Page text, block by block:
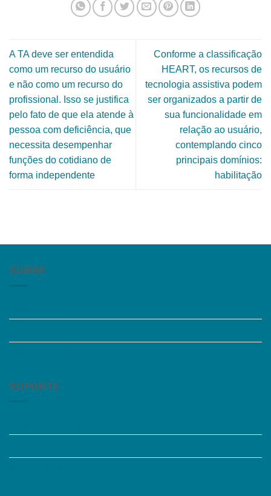
A TA deve ser entendida
como um recurso do usuário
e não como um recurso do
profissional. Isso se justifica
pelo fato de que ela atende à
pessoa com deficiência, que
necessita desempenhar
funções do cotidiano de
forma independente
Conforme a classificação
HEART, os recursos de
tecnologia assistiva podem
ser organizados a partir de
sua funcionalidade em
relação ao usuário,
contemplando cinco
principais domínios:
habilitação
SOBRE
SUPORTE